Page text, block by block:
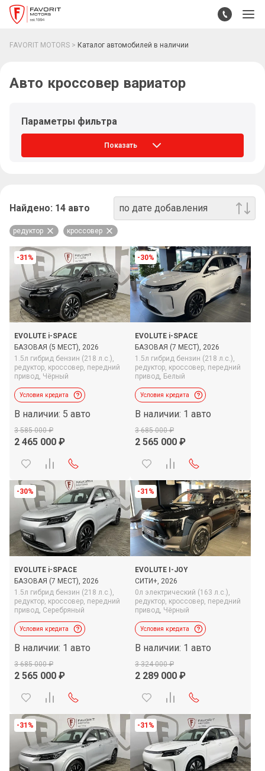
FAVORIT MOTORS Каталог автомобилей в наличии
Авто кроссовер вариатор
Параметры фильтра
Показать
Найдено: 14 авто по дате добавления
редуктор кроссовер
-31%
EVOLUTE i-SPACE
БАЗОВАЯ (5 МЕСТ), 2026
1.5л гибрид бензин (218 л.с.),
редуктор, кроссовер, передний
привод, Чёрный
Условия кредита
В наличии: 5 авто
3 585 000
2 465 000
-30%
EVOLUTE i-SPACE
БАЗОВАЯ (7 МЕСТ), 2026
1.5л гибрид бензин (218 л.с.),
редуктор, кроссовер, передний
привод, Белый
Условия кредита
В наличии: 1 авто
3 685 000
2 565 000
-30%
EVOLUTE i-SPACE
БАЗОВАЯ (7 МЕСТ), 2026
1.5л гибрид бензин (218 л.с.),
редуктор, кроссовер, передний
привод, Серебряный
Условия кредита
В наличии: 1 авто
3 685 000
2 565 000
-31%
EVOLUTE I-JOY
СИТИ+, 2026
0л электрический (163 л.с.),
редуктор, кроссовер, передний
привод, Чёрный
Условия кредита
В наличии: 1 авто
3 324 000
2 289 000
-31% -31%